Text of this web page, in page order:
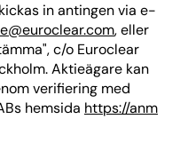
in antingen via e-
, eller
c/o Euroclear
Aktieägare kan
verifiering med
hemsida https://anm